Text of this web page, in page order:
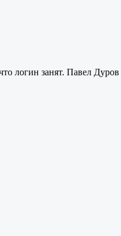
логин занят. Павел